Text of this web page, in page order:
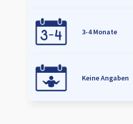
3-4 Monate
Keine Angaben